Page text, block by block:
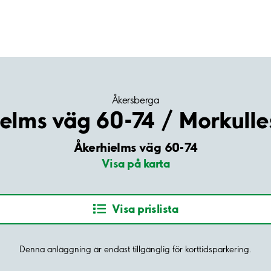
Åkersberga
väg 60-74 /
Åkerhielms väg 60-74
Visa på karta
Visa prislista
Denna anläggning är endast tillgänglig för korttidsparkering.